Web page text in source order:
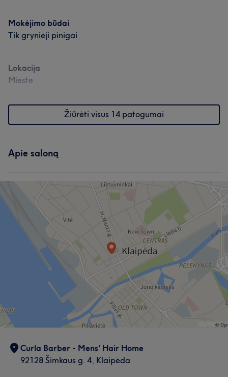
Mokėjimo būdai
Tik grynieji pinigai
Lokacija
Mieste
Žiūrėti visus 14 patogumai
Apie saloną
Curla Barber - Mens' Hair Home
92128 Šimkaus g. 4, Klaipėda